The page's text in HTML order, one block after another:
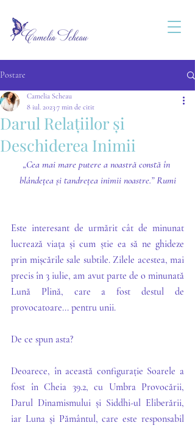
Postare
Darul Relațiilor și
Deschiderea Inimii
Camelia Scheau
8 iul. 2023 7 min de citit
„Cea mai mare putere a noastră constă în
blândețea și tandrețea inimii noastre.” Rumi
Este interesant de urmărit cât de minunat
lucrează viața și cum știe ea să ne ghideze
prin mișcările sale subtile. Zilele acestea, mai
precis în 3 iulie, am avut parte de o minunată
Lună Plină, care a fost destul de
provocatoare... pentru unii.
De ce spun asta?
Deoarece, în această configurație Soarele a
fost în Cheia 39.2, cu Umbra Provocării,
Darul Dinamismului și Siddhi-ul Eliberării,
iar Luna și Pământul, care este responsabil